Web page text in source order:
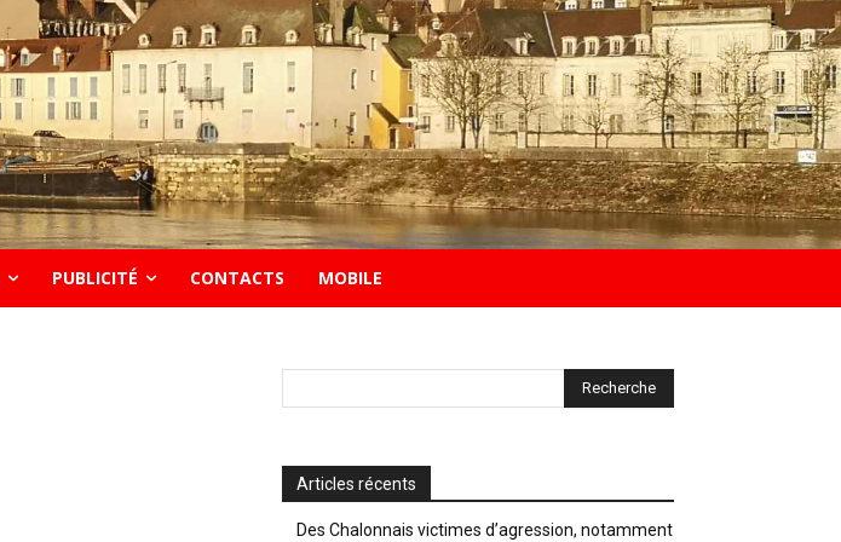
PUBLICITÉ CONTACTS MOBILE
Articles récents
Des Chalonnais victimes d’agression, notamment